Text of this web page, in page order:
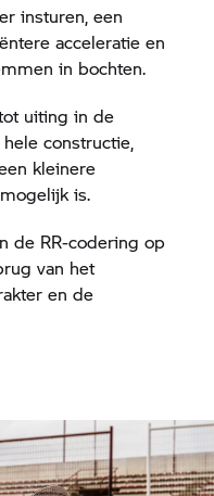
insturen, een
acceleratie en
in bochten.
uiting in de
constructie,
kleinere
is.
de RR-codering op
van het
en de